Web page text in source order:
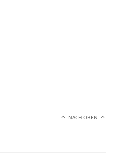
NACH OBEN